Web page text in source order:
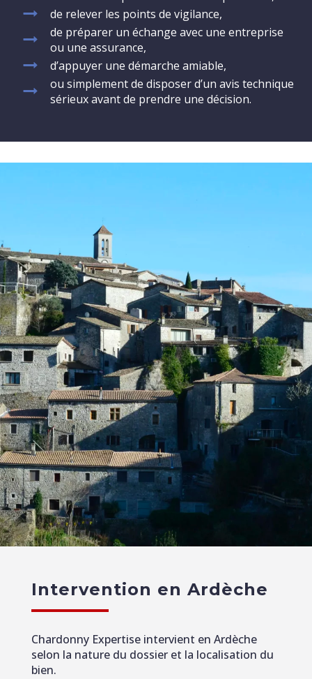
de relever les points de vigilance,
de préparer un échange avec une entreprise
ou une assurance,
d’appuyer une démarche amiable,
ou simplement de disposer d’un avis technique
sérieux avant de prendre une décision.
Intervention en Ardèche
Chardonny Expertise intervient en Ardèche
selon la nature du dossier et la localisation du
bien.